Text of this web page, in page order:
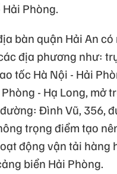
Phòng.
bàn quận Hải An
địa phương như:
tốc Hà Nội - Hải
- Hạ Long, mở
Đình Vũ, 356,
trọng điểm tạo
động vận tải hàng
biển Hải Phòng.